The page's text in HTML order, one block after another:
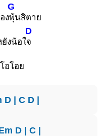
ง
G
พุ้นสิตาย
งน้อใ
D
จ
อโอย
D| C D|
D| C|